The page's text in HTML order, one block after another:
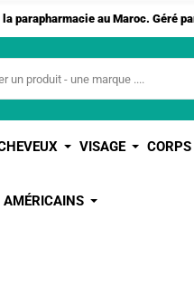
la parapharmacie au Maroc. Géré
VISAGE CORPS
AMÉRICAINS